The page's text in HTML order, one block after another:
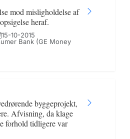
mod misligholdelse af
heraf.
15-10-2015
Bank (GE Money
byggeprojekt,
Afvisning, da klage
forhold tidligere var